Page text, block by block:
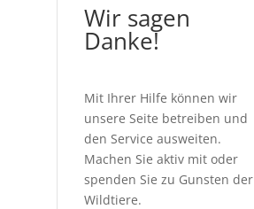
Wir sagen
Danke!
Mit Ihrer Hilfe können wir
unsere Seite betreiben und
den Service ausweiten.
Machen Sie aktiv mit oder
spenden Sie zu Gunsten der
Wildtiere.